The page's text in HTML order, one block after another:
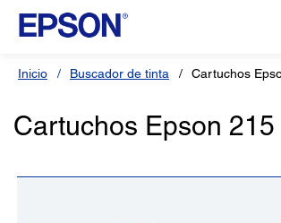
Inicio Buscador de tinta Cartuchos
Cartuchos Epson 215